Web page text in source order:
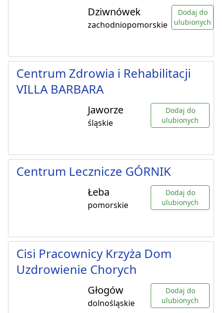
Dziwnówek
zachodniopomorskie
Dodaj do
ulubionych
Centrum Zdrowia i Rehabilitacji
VILLA BARBARA
Jaworze
śląskie
Dodaj do
ulubionych
Centrum Lecznicze GÓRNIK
Łeba
pomorskie
Dodaj do
ulubionych
Cisi Pracownicy Krzyża Dom
Uzdrowienie Chorych
Głogów
dolnośląskie
Dodaj do
ulubionych